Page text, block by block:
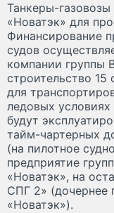
Танкеры-
«Новатэк» для
Финансирование
судов
компании группы
строительство 15
для
ледовых
будут
тайм-чартерных
(на пилотное
предприятие
«Новатэк», на
СПГ 2» (дочернее
«Новатэк»).